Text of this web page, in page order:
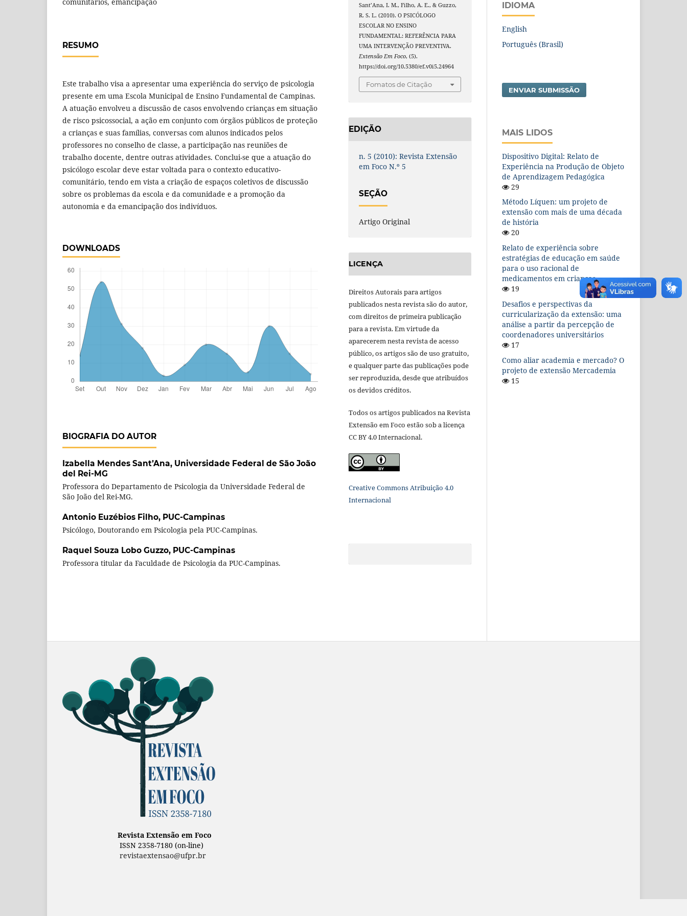
RESUMO
Este trabalho visa a apresentar uma experiência do serviço de psicologia
presente em uma Escola Municipal de Ensino Fundamental de Campinas.
A atuação envolveu a discussão de casos envolvendo crianças em situação
de risco psicossocial, a ação em conjunto com órgãos públicos de proteção
a crianças e suas famílias, conversas com alunos indicados pelos
professores no conselho de classe, a participação nas reuniões de
trabalho docente, dentre outras atividades. Conclui-se que a atuação do
psicólogo escolar deve estar voltada para o contexto educativo-
comunitário, tendo em vista a criação de espaços coletivos de discussão
sobre os problemas da escola e da comunidade e a promoção da
autonomia e da emancipação dos indivíduos.
DOWNLOADS
BIOGRAFIA DO AUTOR
Izabella Mendes Sant’Ana, Universidade Federal de São João
del Rei-MG
Professora do Departamento de Psicologia da Universidade Federal de
São João del Rei-MG.
Antonio Euzébios Filho, PUC-Campinas
Psicólogo, Doutorando em Psicologia pela PUC-Campinas.
Raquel Souza Lobo Guzzo, PUC-Campinas
Professora titular da Faculdade de Psicologia da PUC-Campinas.
Sant’Ana, I. M., Filho, A. E., & Guzzo,
R. S. L. (2010). O PSICÓLOGO
ESCOLAR NO ENSINO
FUNDAMENTAL: REFERÊNCIA PARA
UMA INTERVENÇÃO PREVENTIVA.
Extensão Em Foco, (5).
https://doi.org/10.5380/ef.v0i5.24964
Fomatos de Citação
EDIÇÃO
n. 5 (2010): Revista Extensão
em Foco N.º 5
SEÇÃO
Artigo Original
LICENÇA
Direitos Autorais para artigos
publicados nesta revista são do autor,
com direitos de primeira publicação
para a revista. Em virtude da
aparecerem nesta revista de acesso
público, os artigos são de uso gratuito,
e qualquer parte das publicações pode
ser reproduzida, desde que atribuídos
os devidos créditos.
Todos os artigos publicados na Revista
Extensão em Foco estão sob a licença
CC BY 4.0 Internacional.
Creative Commons Atribuição 4.0
Internacional
IDIOMA
English
Português (Brasil)
ENVIAR SUBMISSÃO
MAIS LIDOS
Dispositivo Digital: Relato de
Experiência na Produção de Objeto
de Aprendizagem Pedagógica
29
Método Líquen: um projeto de
extensão com mais de uma década
de história
20
Relato de experiência sobre
estratégias de educação em saúde
para o uso racional de
medicamentos em crianças
19
Desafios e perspectivas da
curricularização da extensão: uma
análise a partir da percepção de
coordenadores universitários
17
Como aliar academia e mercado? O
projeto de extensão Mercademia
15
Revista Extensão em Foco
ISSN 2358-7180 (on-line)
revistaextensao@ufpr.br